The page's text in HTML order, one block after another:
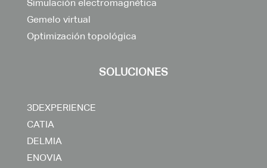
Simulación electromagnética
Gemelo virtual
Optimización topológica
SOLUCIONES
3DEXPERIENCE
CATIA
DELMIA
ENOVIA